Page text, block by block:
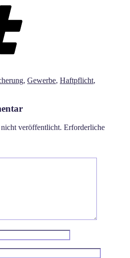
, Gewerbe, Haftpflicht,
veröffentlicht. Erforderliche